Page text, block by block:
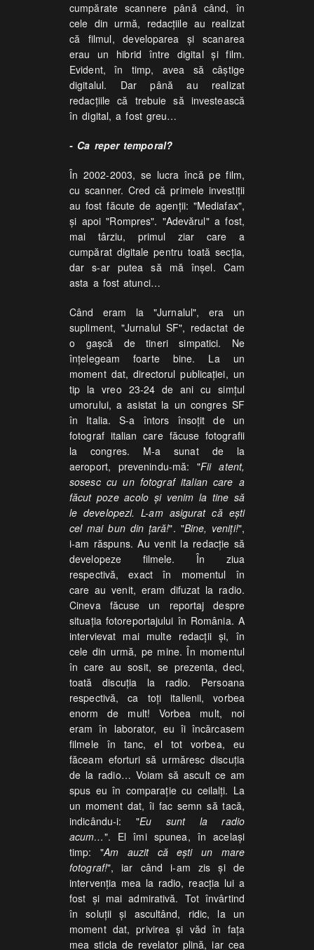
cumpărate scannere până când, în
cele din urmă, redacțiile au realizat
că filmul, developarea și scanarea
erau un hibrid între digital și film.
Evident, în timp, avea să câștige
digitalul. Dar până au realizat
redacțiile că trebuie să investească
în digital, a fost greu…
- Ca reper temporal?
În 2002-2003, se lucra încă pe film,
cu scanner. Cred că primele investiții
au fost făcute de agenții: "Mediafax",
și apoi "Rompres". "Adevărul" a fost,
mai târziu, primul ziar care a
cumpărat digitale pentru toată secția,
dar s-ar putea să mă înșel. Cam
asta a fost atunci…
Când eram la "Jurnalul", era un
supliment, "Jurnalul SF", redactat de
o gașcă de tineri simpatici. Ne
înțelegeam foarte bine. La un
moment dat, directorul publicației, un
tip la vreo 23-24 de ani cu simțul
umorului, a asistat la un congres SF
în Italia. S-a întors însoțit de un
fotograf italian care făcuse fotografii
la congres. M-a sunat de la
aeroport, prevenindu-mă: "Fii atent,
sosesc cu un fotograf italian care a
făcut poze acolo și venim la tine să
le developezi. L-am asigurat că ești
cel mai bun din țară!". "Bine, veniți!",
i-am răspuns. Au venit la redacție să
developeze filmele. În ziua
respectivă, exact în momentul în
care au venit, eram difuzat la radio.
Cineva făcuse un reportaj despre
situația fotoreportajului în România. A
intervievat mai multe redacții și, în
cele din urmă, pe mine. În momentul
în care au sosit, se prezenta, deci,
toată discuția la radio. Persoana
respectivă, ca toți italienii, vorbea
enorm de mult! Vorbea mult, noi
eram în laborator, eu îi încărcasem
filmele în tanc, el tot vorbea, eu
făceam eforturi să urmăresc discuția
de la radio… Voiam să ascult ce am
spus eu în comparație cu ceilalți. La
un moment dat, îi fac semn să tacă,
indicându-i: "Eu sunt la radio
acum…". El îmi spunea, în același
timp: "Am auzit că ești un mare
fotograf!", iar când i-am zis și de
intervenția mea la radio, reacția lui a
fost și mai admirativă. Tot învârtind
în soluții și ascultând, ridic, la un
moment dat, privirea și văd în fața
mea sticla de revelator plină, iar cea